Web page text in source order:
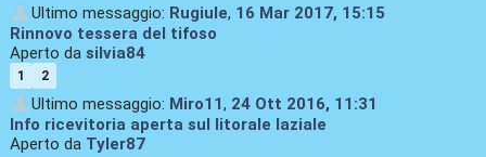
Ultimo messaggio: Rugiule, 16 Mar 2017, 15:15
Rinnovo tessera del tifoso
Aperto da silvia84
1 2
Ultimo messaggio: Miro11, 24 Ott 2016, 11:31
Info ricevitoria aperta sul litorale laziale
Aperto da Tyler87